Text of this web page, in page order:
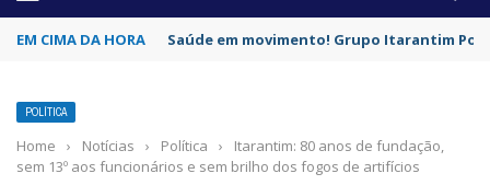
EM CIMA DA HORA Saúde em movimento! Grupo Itarantim
POLÍTICA
Home › Notícias › Política ›
Itarantim: 80 anos de fundação,
sem 13º aos funcionários e sem brilho dos fogos de artifícios